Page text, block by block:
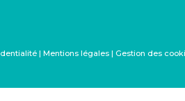
| Mentions légales| Gestion des